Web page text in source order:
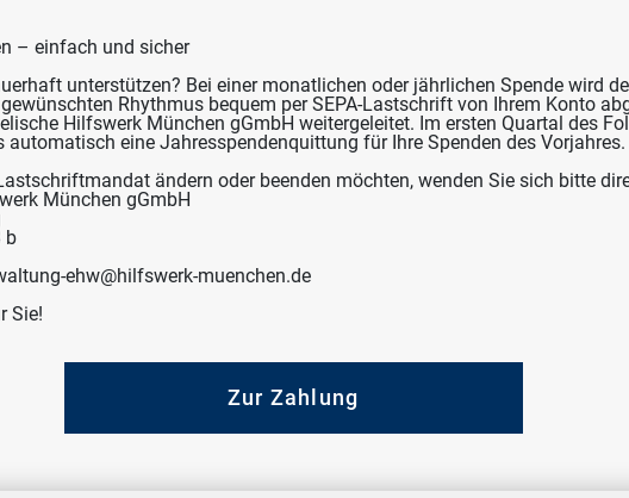
– einfach und sicher
unterstützen? Bei einer monatlichen oder jährlichen Spende wird
Rhythmus bequem per SEPA-Lastschrift von Ihrem Konto
Hilfswerk München gGmbH weitergeleitet. Im ersten Quartal des
automatisch eine Jahresspendenquittung für Ihre Spenden des Vorjahres.
ändern oder beenden möchten, wenden Sie sich bitte
München gGmbH
b
ehw@hilfswerk-muenchen.de
Sie!
Zur Zahlung